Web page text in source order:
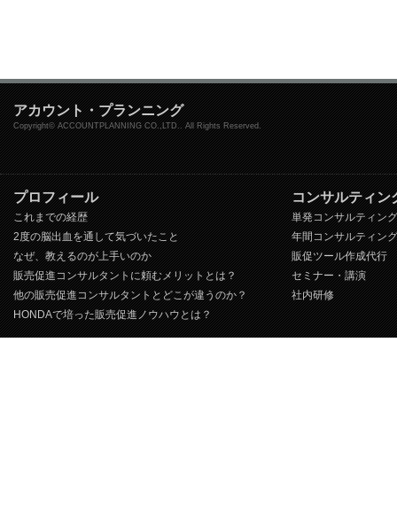
アカウント・プランニング
Copyright© ACCOUNTPLANNING CO.,LTD.. All Rights Reserved.
プロフィール
これまでの経歴
2度の脳出血を通して気づいたこと
なぜ、教えるのが上手いのか
販売促進コンサルタントに頼むメリットとは？
他の販売促進コンサルタントとどこが違うのか？
HONDAで培った販売促進ノウハウとは？
コンサルティン
単発コンサルティング
年間コンサルティング
販促ツール作成代行
セミナー・講演
社内研修